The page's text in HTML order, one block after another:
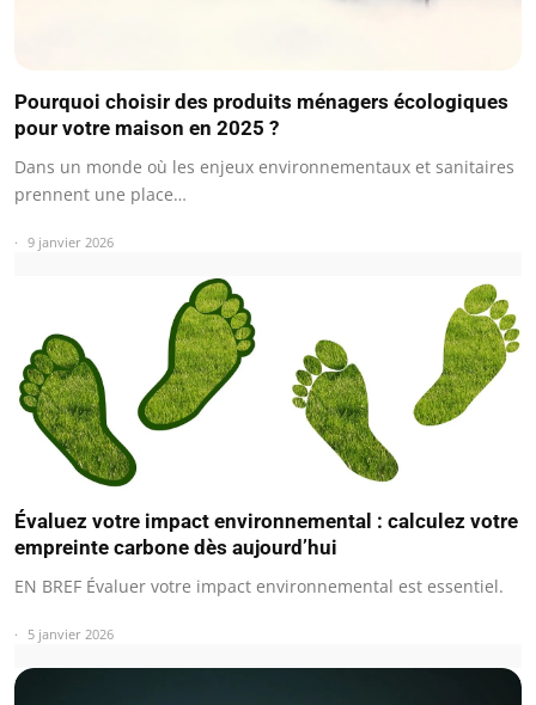
Pourquoi choisir des produits ménagers écologiques
pour votre maison en 2025 ?
Dans un monde où les enjeux environnementaux et sanitaires
prennent une place…
9 janvier 2026
Évaluez votre impact environnemental : calculez votre
empreinte carbone dès aujourd’hui
EN BREF Évaluer votre impact environnemental est essentiel.
5 janvier 2026